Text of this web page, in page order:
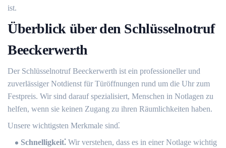
ist.​
Überblick über den Schlüsselnotruf
Beeckerwerth
Der Schlüsselnotruf Beeckerwerth ist ein professioneller und
zuverlässiger Notdienst für Türöffnungen rund um die Uhr zum
Festpreis. Wir sind darauf spezialisiert, Menschen in Notlagen zu
helfen, wenn sie keinen Zugang zu ihren Räumlichkeiten haben.​
Unsere wichtigsten Merkmale sind⁚
Schnelligkeit⁚ Wir verstehen, dass es in einer Notlage wichtig